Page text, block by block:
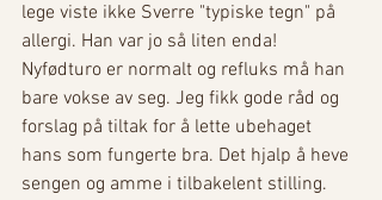
lege viste ikke Sverre "typiske tegn" på
allergi. Han var jo så liten enda!
Nyfødturo er normalt og refluks må han
bare vokse av seg. Jeg fikk gode råd og
forslag på tiltak for å lette ubehaget
hans som fungerte bra. Det hjalp å heve
sengen og amme i tilbakelent stilling.